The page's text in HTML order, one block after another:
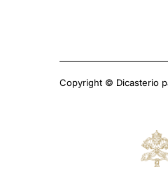
Copyright © Dicasterio